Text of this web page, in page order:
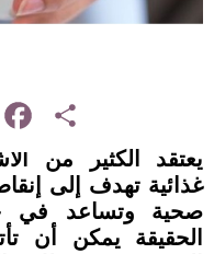
Share
يعتقد الكثير من
غذائية تهدف إلى
صحية وتساعد في
الحقيقة يمكن أن